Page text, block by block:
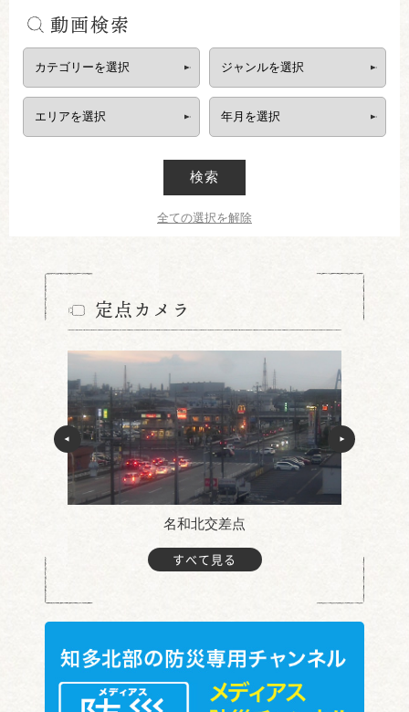
動画検索
検索
全ての選択を解除
定点カメラ
名和北交差点
すべて見る